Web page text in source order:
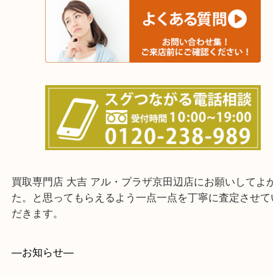
上記に記載がないエリアでもご相談ください。
をください。